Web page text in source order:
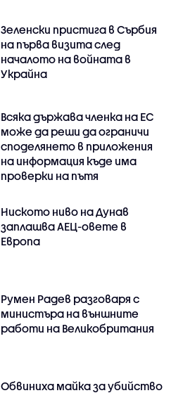
Зеленски пристига в Сърбия
на първа визита след
началото на войната в
Украйна
Всяка държава членка на ЕС
може да реши да ограничи
споделянето в приложения
на информация къде има
проверки на пътя
Ниското ниво на Дунав
заплашва АЕЦ-овете в
Европа
Румен Радев разговаря с
министъра на външните
работи на Великобритания
Обвиниха майка за убийство